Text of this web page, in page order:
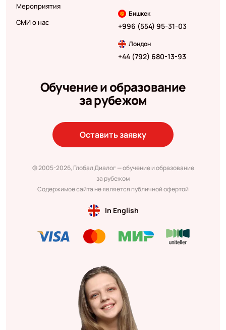
Мероприятия
СМИ о нас
Бишкек
+996 (554) 95-31-03
Лондон
+44 (792) 680-13-93
Обучение и образование
за рубежом
Оставить заявку
© 2005-2026, Глобал Диалог — обучение и образование
за рубежом
Содержимое сайта не является публичной офертой
In English